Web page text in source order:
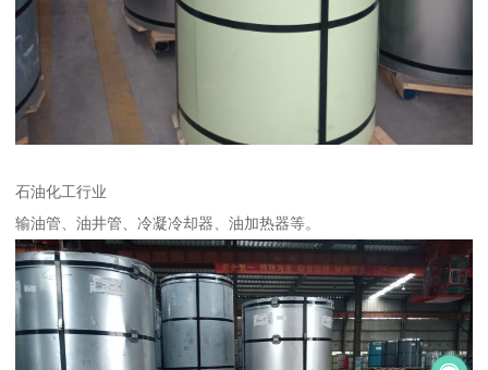
石油化工行业
输油管、油井管、冷凝冷却器、油加热器等。